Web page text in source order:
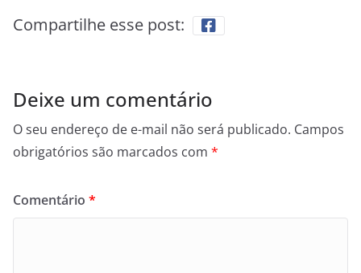
Compartilhe esse post:
Deixe um comentário
O seu endereço de e-mail não será publicado. Campos
obrigatórios são marcados com *
Comentário *